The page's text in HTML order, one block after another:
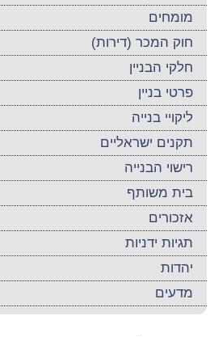
מומחים
חוק המכר (דירות)
חלקי הבניין
פרטי בניין
ליקויי בנייה
תקנים ישראליים
רישוי הבנייה
בית משותף
אזכורים
תגיות ידניות
יהדות
מדעים